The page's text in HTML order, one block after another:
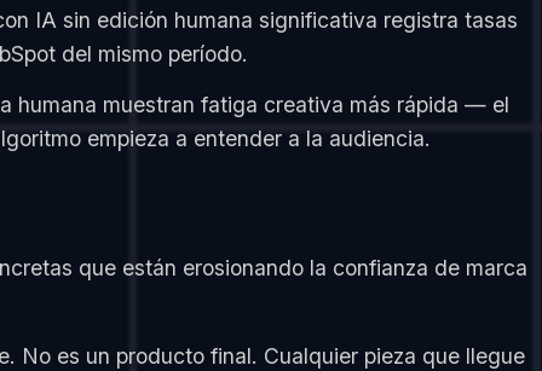
IA sin edición humana significativa registra tasas
del mismo período.
humana muestran fatiga creativa más rápida — el
empieza a entender a la audiencia.
que están erosionando la confianza de marca
No es un producto final. Cualquier pieza que llegue